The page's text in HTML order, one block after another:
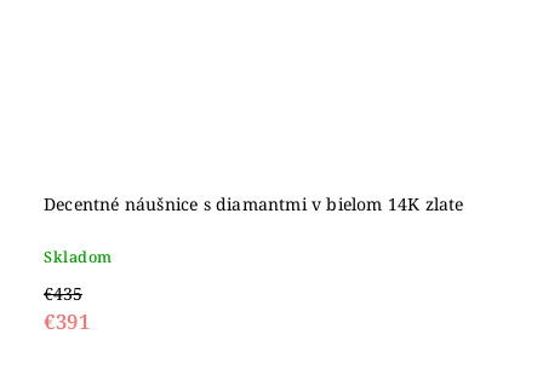
Decentné náušnice s diamantmi v bielom 14K zlate
Skladom
€435
€391